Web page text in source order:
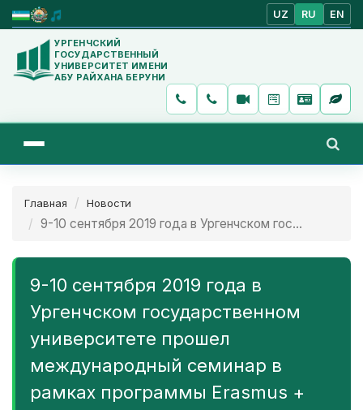
UZ RU EN
УРГЕНЧСКИЙ
ГОСУДАРСТВЕННЫЙ
УНИВЕРСИТЕТ ИМЕНИ
АБУ РАЙХАНА БЕРУНИ
Главная Новости
9-10 сентября 2019 года в Ургенчском гос...
9-10 сентября 2019 года в
Ургенчском государственном
университете прошел
международный семинар в
рамках программы Erasmus +